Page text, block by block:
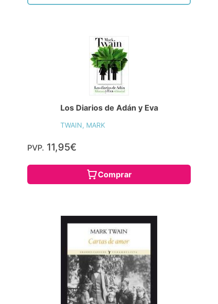
Los Diarios de Adán y Eva
TWAIN, MARK
PVP. 11,95€
Comprar